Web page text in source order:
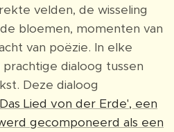
velden, de wisseling
bloemen, momenten van
van poëzie. In elke
dialoog tussen
Deze dialoog
Lied von der Erde', een
gecomponeerd als een